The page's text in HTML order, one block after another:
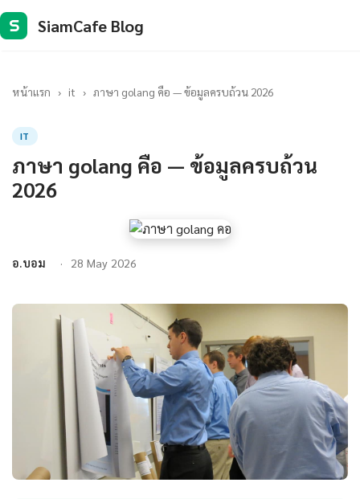
S SiamCafe Blog
หน้าแรก › it › ภาษา golang คือ — ข้อมูลครบถ้วน 2026
IT
ภาษา golang คือ — ข้อมูลครบถ้วน
2026
อ.บอม 28 May 2026